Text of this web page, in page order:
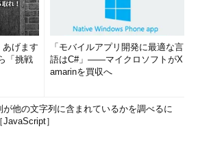
あげます
「挑戦
「モバイルアプリ開発に最適な言
語はC#」――マイクロソフトがX
amarinを買収へ
が他の文字列に含まれているかを調べるに
JavaScript］